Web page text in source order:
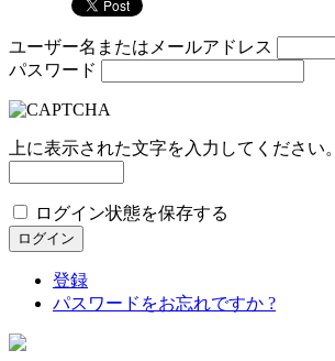
ユーザー名またはメールアドレス
パスワード
上に表示された文字を入力してください。
ログイン状態を保存する
登録
パスワードをお忘れですか ?